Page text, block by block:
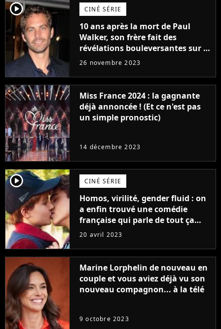
player2 CINÉ SÉRIE
10 ans après la mort de Paul
Walker, son frère fait des
révélations bouleversantes sur la
réaction des acteurs de Fast and
26 novembre 2023
Miss France 2024 : la gagnante
déjà annoncée ! (Et ce n'est pas
un simple pronostic)
14 décembre 2023
player2 CINÉ SÉRIE
Homos, virilité, gender fluid : on
a enfin trouvé une comédie
française qui parle de tout ça
sans être super ringarde
20 avril 2023
Marine Lorphelin de nouveau en
couple et vous aviez déjà vu son
nouveau compagnon... à la télé
9 octobre 2023